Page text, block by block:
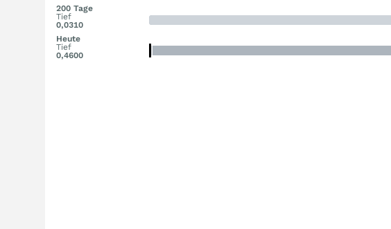
200 Tage
Tief
0,0310
Heute
Tief
0,4600